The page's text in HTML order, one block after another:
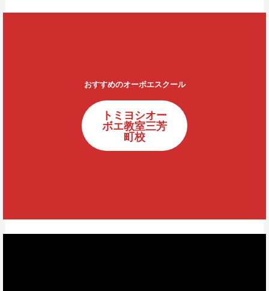
おすすめのオーボエスクール
トミヨシオー
ボエ教室三芳
町校